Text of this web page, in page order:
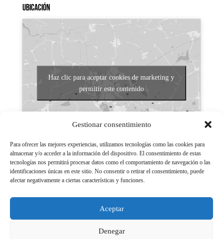
Gestionar consentimiento
Para ofrecer las mejores experiencias, utilizamos tecnologías como las cookies para
almacenar y/o acceder a la información del dispositivo. El consentimiento de estas
tecnologías nos permitirá procesar datos como el comportamiento de navegación o las
identificaciones únicas en este sitio. No consentir o retirar el consentimiento, puede
afectar negativamente a ciertas características y funciones.
Aceptar
Denegar
Ubicación
Haz clic para aceptar cookies de marketing y
permitir este contenido
Aviso legal
Políticas de Privacidad
Aviso Legal